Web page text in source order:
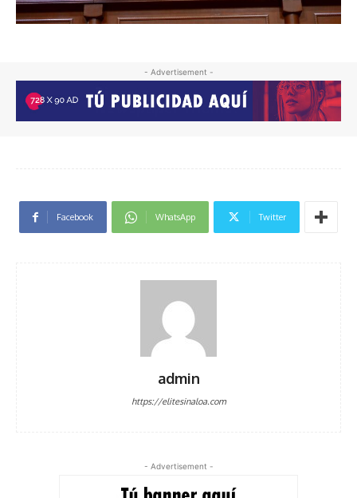
- Advertisement -
Facebook WhatsApp Twitter
admin
https://elitesinaloa.com
- Advertisement -